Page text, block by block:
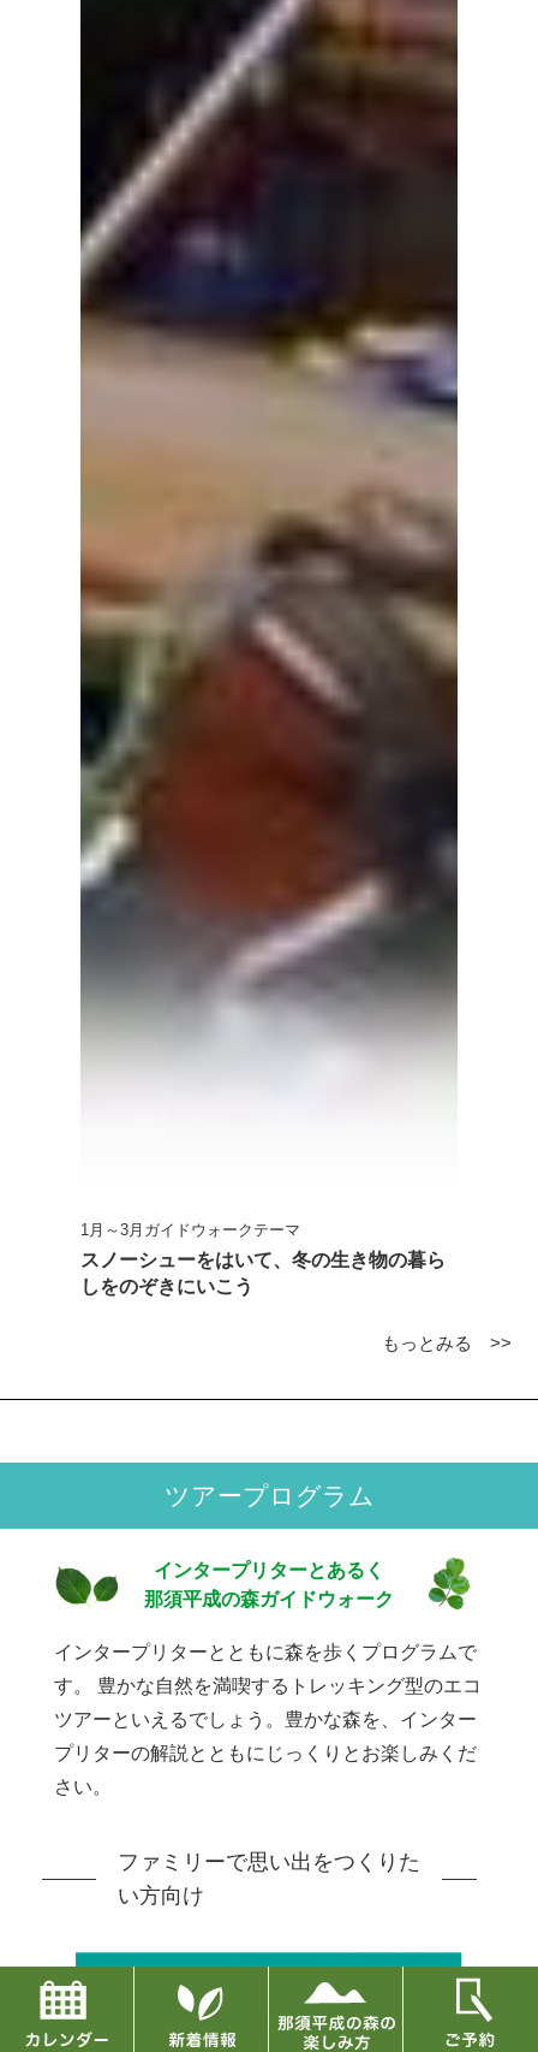
1月～3月ガイドウォークテーマ
スノーシューをはいて、冬の生き物の暮ら
しをのぞきにいこう
もっとみる >>
ツアープログラム
インタープリターとあるく
那須平成の森ガイドウォーク
インタープリターとともに森を歩くプログラムで
す。
豊かな自然を満喫するトレッキング型のエコ
ツアーといえるでしょう。豊かな森を、インター
プリターの解説とともにじっくりとお楽しみくだ
さい。
ファミリーで思い出をつくりた
い方向け